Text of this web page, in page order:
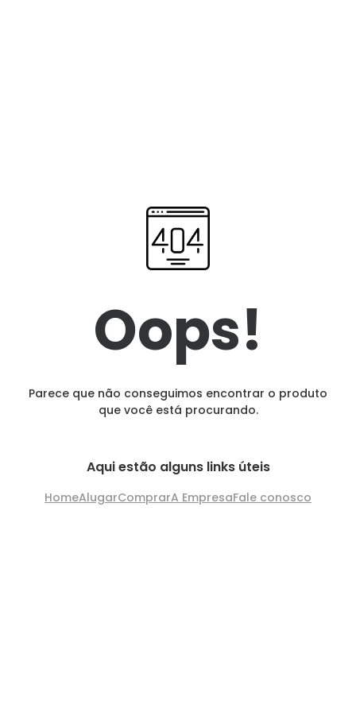
Oops!
Parece que não conseguimos encontrar o produto
que você está procurando.
Aqui estão alguns links úteis
HomeAlugarComprarA EmpresaFale conosco